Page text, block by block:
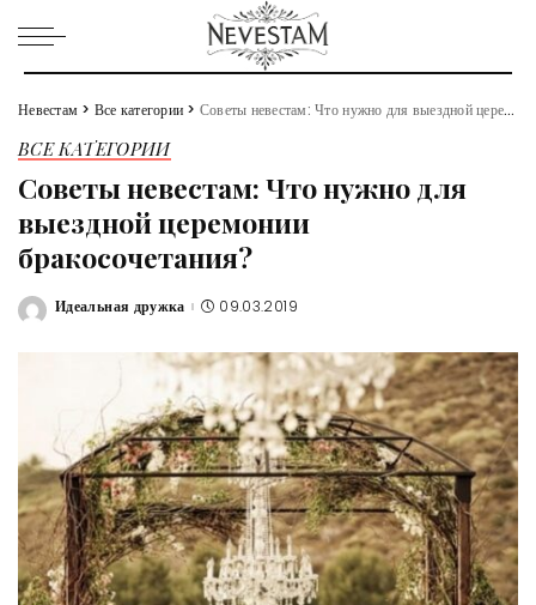
Невестам > Все категории > Советы невестам: Что нужно для выездной церемонии бракосочетания?
ВСЕ КАТЕГОРИИ
Советы невестам: Что нужно для
выездной церемонии
бракосочетания?
Posted
Идеальная дружка 09.03.2019